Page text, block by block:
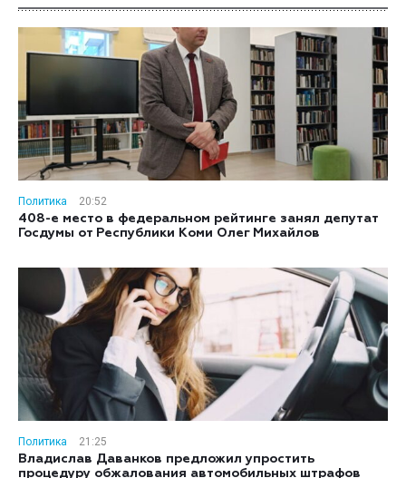
Политика
20:52
408-е место в федеральном рейтинге занял депутат
Госдумы от Республики Коми Олег Михайлов
Политика
21:25
Владислав Даванков предложил упростить
процедуру обжалования автомобильных штрафов